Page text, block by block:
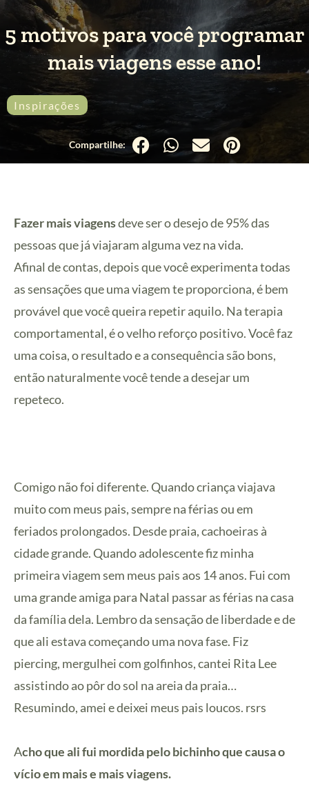
5 motivos para você programar
mais viagens esse ano!
Inspirações
Fazer mais viagensdeve ser o desejo de 95% das
pessoas que já viajaram alguma vez na vida.
Afinal de contas, depois que você experimenta todas
as sensações que uma viagem te proporciona, é bem
provável que você queira repetir aquilo. Na terapia
comportamental, é o velho reforço positivo. Você faz
uma coisa, o resultado e a consequência são bons,
então naturalmente você tende a desejar um
repeteco.
Comigo não foi diferente. Quando criança viajava
muito com meus pais, sempre na férias ou em
feriados prolongados. Desde praia, cachoeiras à
cidade grande. Quando adolescente fiz minha
primeira viagem sem meus pais aos 14 anos. Fui com
uma grande amiga para Natal passar as férias na casa
da família dela. Lembro da sensação de liberdade e de
que ali estava começando uma nova fase. Fiz
piercing, mergulhei com golfinhos, cantei Rita Lee
assistindo ao pôr do sol na areia da praia…
Resumindo, amei e deixei meus pais loucos. rsrs
Acho que ali fui mordida pelo bichinho que causa o
vício em mais e mais viagens.